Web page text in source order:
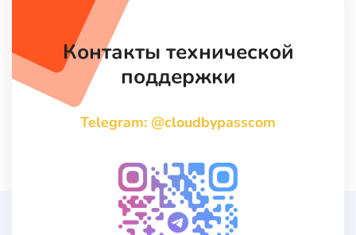
Контакты технической
поддержки
Telegram: @cloudbypasscom